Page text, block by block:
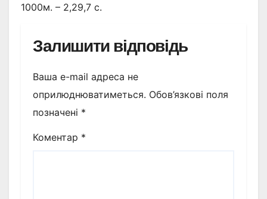
1000м. – 2,29,7 с.
Залишити відповідь
Ваша e-mail адреса не
оприлюднюватиметься. Обов’язкові поля
позначені *
Коментар *